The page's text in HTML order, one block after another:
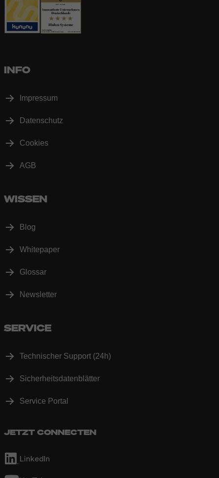
INFO
Impressum
Datenschutz
Cookies
AGB
WISSEN
Blog
Whitepaper
Glossar
Newsletter
SERVICE
Technischer Support (24h)
Sicherheitsdatenblätter
Service Portal
JETZT CONNECTEN
LinkedIn